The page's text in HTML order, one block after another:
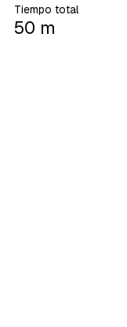
Tiempo total
50 m